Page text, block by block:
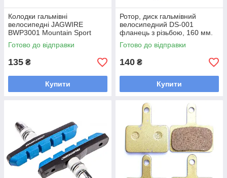
Колодки гальмівні
велосипедні JAGWIRE
BWP3001 Mountain Sport
Canti V-brake 72 mm
Готово до відправки
135 ₴
Купити
Ротор, диск гальмівний
велосипедний DS-001
фланець з різьбою, 160 мм.
Готово до відправки
140 ₴
Купити